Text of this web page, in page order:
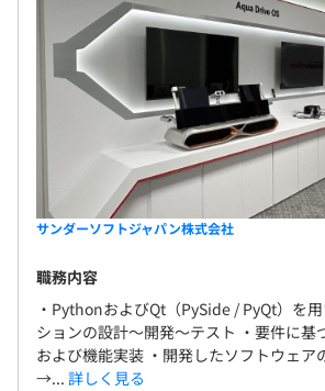
サンダーソフトジャパン株式会社
職務内容
・PythonおよびQt（PySide / PyQt）を
ションの設計～開発～テスト ・要件に基
および機能実装 ・開発したソフトウェ
→... 詳しく見る